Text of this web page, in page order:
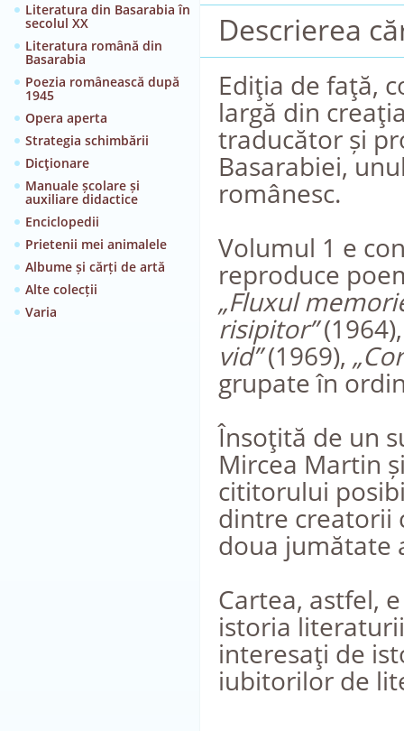
Literatura din Basarabia în
secolul XX
Literatura română din
Basarabia
Poezia românească după
1945
Opera aperta
Strategia schimbării
Dicţionare
Manuale școlare și
auxiliare didactice
Enciclopedii
Prietenii mei animalele
Albume și cărți de artă
Alte colecții
Varia
Descrierea
Ediţia de faţă,
largă din
traducător și
Basarabiei,
românesc.
Volumul 1 e
reproduce
„Fluxul
risipitor”
vid”(1969),
grupate în
Însoţită de un
Mircea Martin
cititorului
dintre creatorii
doua jumătate
Cartea, astfel,
istoria
interesaţi de
iubitorilor de